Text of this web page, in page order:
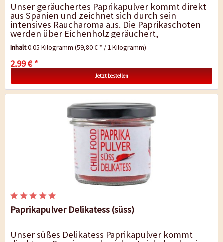
Unser geräuchertes Paprikapulver kommt direkt
aus Spanien und zeichnet sich durch sein
intensives Raucharoma aus. Die Paprikaschoten
werden über Eichenholz geräuchert,
anschliessend getrocknet und gemahlen....
Inhalt0.05 Kilogramm(59,80 € * / 1 Kilogramm)
2,99 € *
Jetzt bestellen
Paprikapulver Delikatess (süss)
Unser süßes Delikatess Paprikapulver kommt